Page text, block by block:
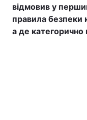
відмовив у
правила безпеки
а де категорично